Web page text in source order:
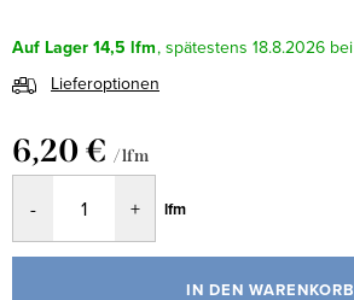
Auf Lager 14,5 lfm 18.8.2026
Lieferoptionen
6,20 € / lfm
lfm
IN DEN WARENKORB